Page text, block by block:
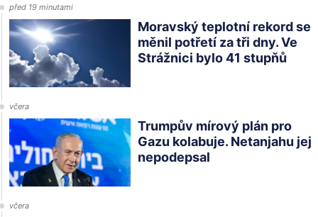
před 19 minutami
Moravský teplotní rekord se
měnil potřetí za tři dny. Ve
Strážnici bylo 41 stupňů
včera
Trumpův mírový plán pro
Gazu kolabuje. Netanjahu jej
nepodepsal
včera